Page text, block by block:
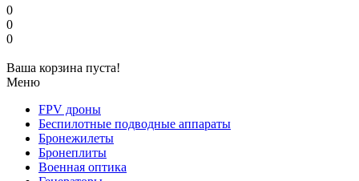
0
0
0
Ваша корзина пуста!
Меню
FPV дроны
Беспилотные подводные аппараты
Бронежилеты
Бронеплиты
Военная оптика